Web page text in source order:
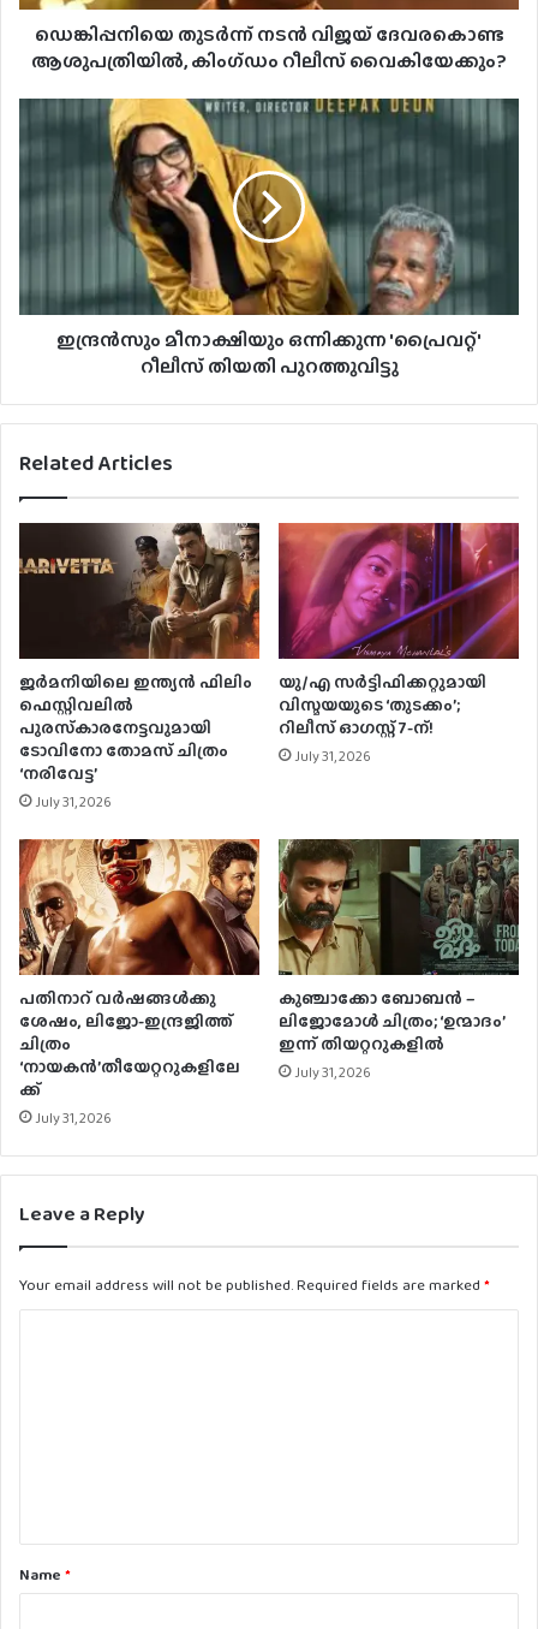
ഡെങ്കിപ്പനിയെ തുടർന്ന് നടന്‍ വിജയ് ദേവരകൊണ്ട
ആശുപത്രിയില്‍, കിംഗ്ഡം റീലീസ് വൈകിയേക്കും?
ഇന്ദ്രൻസും മീനാക്ഷിയും ഒന്നിക്കുന്ന 'പ്രൈവറ്റ്'
റീലീസ് തിയതി പുറത്തുവിട്ടു
Related Articles
ജര്‍മനിയിലെ ഇന്ത്യന്‍ ഫിലിം
ഫെസ്റ്റിവലില്‍
പുരസ്‌കാരനേട്ടവുമായി
ടോവിനോ തോമസ് ചിത്രം
‘നരിവേട്ട’
July 31, 2026
യു/എ സർട്ടിഫിക്കറ്റുമായി
വിസ്മയയുടെ ‘തുടക്കം’;
റിലീസ് ഓഗസ്റ്റ് 7-ന്!
July 31, 2026
പതിനാറ് വര്‍ഷങ്ങള്‍ക്കു
ശേഷം, ലിജോ-ഇന്ദ്രജിത്ത്
ചിത്രം
‘നായകന്‍’തീയേറ്ററുകളിലേ
ക്ക്
July 31, 2026
കുഞ്ചാക്കോ ബോബന്‍ –
ലിജോമോള്‍ ചിത്രം; ‘ഉന്മാദം’
ഇന്ന് തിയറ്ററുകളില്‍
July 31, 2026
Leave a Reply
Your email address will not be published.Required fields are marked *
t
*Name *